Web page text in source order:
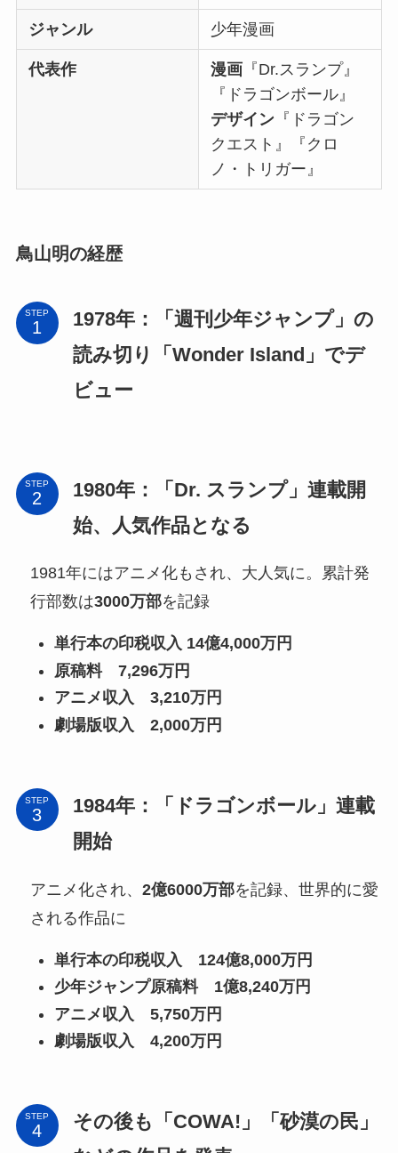
ジャンル 少年漫画
代表作 漫画 『Dr.スランプ』
『ドラゴンボール』
デザイン 『ドラゴン
クエスト』『クロ
ノ・トリガー』
鳥山明の経歴
STEP
1978年：「週刊少年ジャンプ」の
読み切り「Wonder Island」でデ
ビュー
STEP
1980年：「Dr. スランプ」連載開
始、人気作品となる
1981年にはアニメ化もされ、大人気に。累計発
行部数は3000万部を記録
単行本の印税収入 14億4,000万円
原稿料 7,296万円
アニメ収入 3,210万円
劇場版収入 2,000万円
STEP
1984年：「ドラゴンボール」連載
開始
アニメ化され、 2億6000万部を記録、世界的に愛
される作品に
単行本の印税収入 124億8,000万円
少年ジャンプ原稿料 1億8,240万円
アニメ収入 5,750万円
劇場版収入 4,200万円
STEP
その後も「COWA!」「砂漠の民」